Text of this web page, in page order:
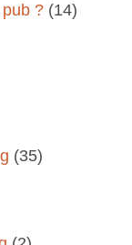
? (14)
(35)